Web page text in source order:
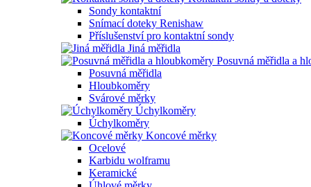
Sondy kontaktní
Snímací doteky Renishaw
Příslušenství pro kontaktní sondy
Jiná měřidla
Posuvná měřidla a
Posuvná měřidla
Hloubkoměry
Svárové měrky
Úchylkoměry
Úchylkoměry
Koncové měrky
Ocelové
Karbidu wolframu
Keramické